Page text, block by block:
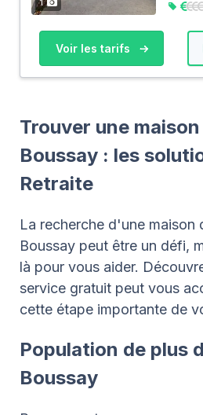
1
Voir les tarifs
Trouver une
Boussay : les
Retraite
La recherche d'une maison
Boussay peut être un défi,
là pour vous aider.
service gratuit peut vous
cette étape importante de
Population de plus
Boussay